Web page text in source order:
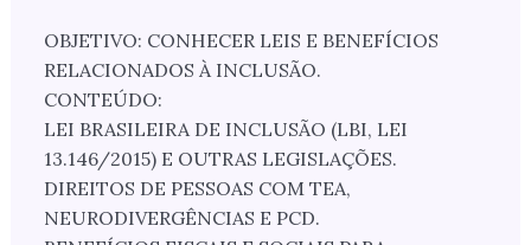
OBJETIVO: CONHECER LEIS E BENEFÍCIOS
RELACIONADOS À INCLUSÃO.
CONTEÚDO:
LEI BRASILEIRA DE INCLUSÃO (LBI, LEI
13.146/2015) E OUTRAS LEGISLAÇÕES.
DIREITOS DE PESSOAS COM TEA,
NEURODIVERGÊNCIAS E PCD.